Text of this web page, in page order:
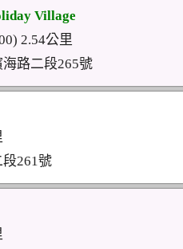
Village
2.54公里
路二段265號
261號